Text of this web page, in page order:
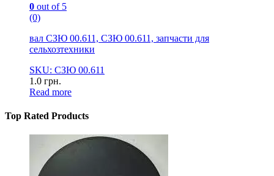
0 out of 5
(0)
вал СЗЮ 00.611, СЗЮ 00.611, запчасти для
сельхозтехники
SKU: СЗЮ 00.611
1.0 грн.
Read more
Top Rated Products